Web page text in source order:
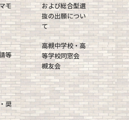
モ
等
奨
および総合型選
抜の出願につい
て
高槻中学校・高
等学校同窓会
槻友会